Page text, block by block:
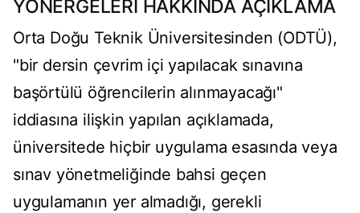
YÖNERGELERİ HAKKINDA AÇIKLAMA
Orta Doğu Teknik Üniversitesinden (ODTÜ),
"bir dersin çevrim içi yapılacak sınavına
başörtülü öğrencilerin alınmayacağı"
iddiasına ilişkin yapılan açıklamada,
üniversitede hiçbir uygulama esasında veya
sınav yönetmeliğinde bahsi geçen
uygulamanın yer almadığı, gerekli